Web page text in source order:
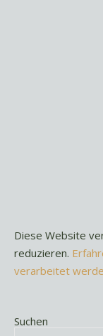
Diese Website
reduzieren.
verarbeitet
Suchen